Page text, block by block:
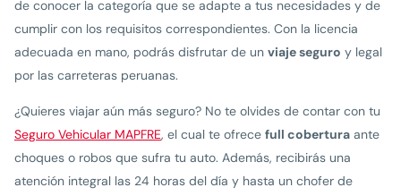
de conocer la categoría que se adapte a tus necesidades y de
cumplir con los requisitos correspondientes. Con la licencia
adecuada en mano, podrás disfrutar de un viaje seguro y legal
por las carreteras peruanas.
¿Quieres viajar aún más seguro? No te olvides de contar con tu
Seguro Vehicular MAPFRE, el cual te ofrece full cobertura ante
choques o robos que sufra tu auto. Además, recibirás una
atención integral las 24 horas del día y hasta un chofer de